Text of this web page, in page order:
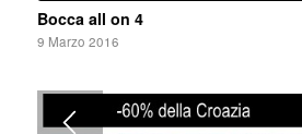
Bocca all on 4
9 Marzo 2016